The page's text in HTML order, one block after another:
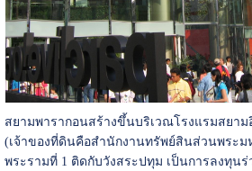
สยามพารากอนสร้างขึ้นบริเวณโรงแรมสยาม
(เจ้าของที่ดินคือสำนักงานทรัพย์สินส่วนพระม
พระรามที่ 1 ติดกับวังสระปทุม เป็นการลงทุน